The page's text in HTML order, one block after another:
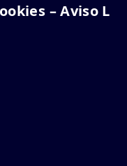
– Aviso L